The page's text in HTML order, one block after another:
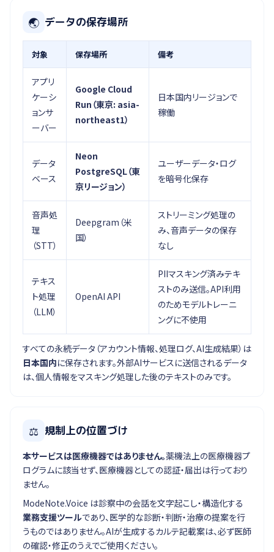
🌏 データの保存場所
対象 保存場所 備考
アプリ
ケーシ
ョンサ
ーバー
Google Cloud
Run（東京: asia-
northeast1）
日本国内リージョンで
稼働
データ
ベース
Neon
PostgreSQL（東
京リージョン）
ユーザーデータ・ログ
を暗号化保存
音声処
理
（STT）
Deepgram（米
国）
ストリーミング処理の
み、音声データの保存
なし
テキス
ト処理
（LLM）
OpenAI API
PIIマスキング済みテキ
ストのみ送信。API利用
のためモデルトレーニ
ングに不使用
すべての永続データ（アカウント情報、処理ログ、AI生成結果）は
日本国内に保存されます。外部AIサービスに送信されるデータ
は、個人情報をマスキング処理した後のテキストのみです。
⚖ 規制上の位置づけ
本サービスは医療機器ではありません。薬機法上の医療機器プ
ログラムに該当せず、医療機器としての認証・届出は行っており
ません。
ModeNote.Voice は診察中の会話を文字起こし・構造化する
業務支援ツールであり、医学的な診断・判断・治療の提案を行
うものではありません。AIが生成するカルテ記載案は、必ず医師
の確認・修正のうえでご使用ください。